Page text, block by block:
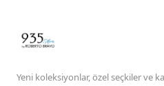
Yeni koleksiyonlar, özel seçkiler ve